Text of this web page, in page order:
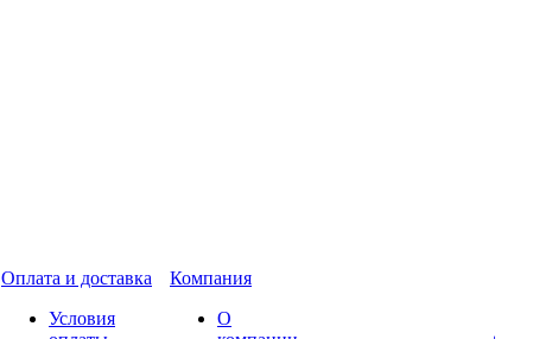
Оплата и доставка
Условия
Компания
О